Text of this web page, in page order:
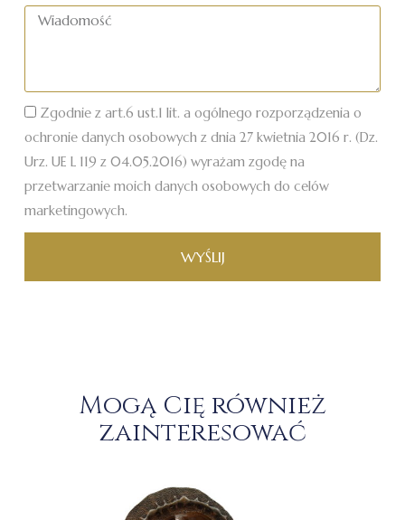
Wiadomość
Zgodnie z art.6 ust.1 lit. a ogólnego rozporządzenia o
ochronie danych osobowych z dnia 27 kwietnia 2016 r. (Dz.
Urz. UE L 119 z 04.05.2016) wyrażam zgodę na
przetwarzanie moich danych osobowych do celów
marketingowych.
WYŚLIJ
Mogą Cię również
zainteresować